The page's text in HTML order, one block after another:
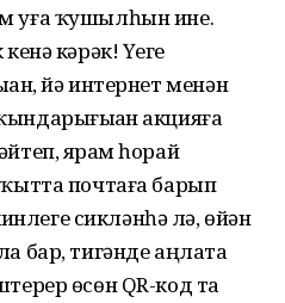
уға ҡушылһын ине.
кәрәк! Үҙегеҙ
йә интернет менән
акцияға
ярҙам һорай
почтаға барып
сикләнһә лә, өйҙән
бар, тигәнде аңлата
өсөн QR-код та